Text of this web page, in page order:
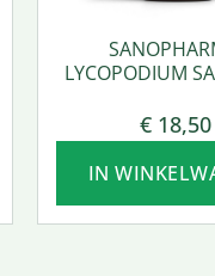
LYCOPODIUM
€18,50
IN